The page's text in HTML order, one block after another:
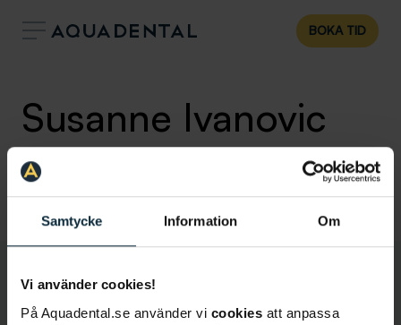
Samtycke Information Om
Vi använder cookies!
På Aquadental.se använder vi cookies att anpassa
BOKA TID
Susanne Ivanovic
Specialisttandläkare inom bettfysiologi
Klinik: